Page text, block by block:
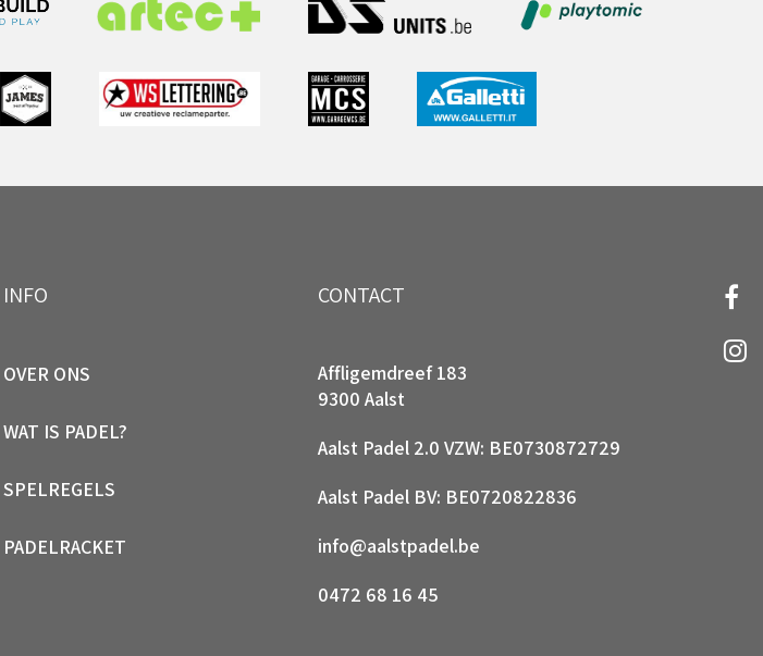
INFO
OVER ONS
WAT IS PADEL?
SPELREGELS
PADELRACKET
CONTACT
Affligemdreef 183
9300 Aalst
Aalst Padel 2.0 VZW: BE0730872729
Aalst Padel BV: BE0720822836
info@aalstpadel.be
0472 68 16 45